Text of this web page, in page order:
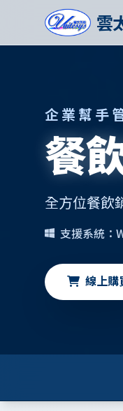
雲
企業幫手
餐
全方位餐飲
支援系統：
線上購